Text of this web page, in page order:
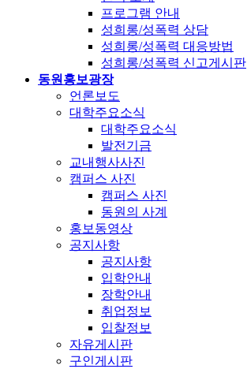
프로그램 안내
성희롱/성폭력 상담
성희롱/성폭력 대응방법
성희롱/성폭력 신고게시판
동원홍보광장
언론보도
대학주요소식
대학주요소식
발전기금
교내행사사진
캠퍼스 사진
캠퍼스 사진
동원의 사계
홍보동영상
공지사항
공지사항
입학안내
장학안내
취업정보
입찰정보
자유게시판
구인게시판